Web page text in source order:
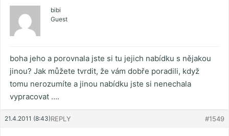
bibi
Guest
boha jeho a porovnala jste si tu jejich nabídku s nějakou
jinou? Jak můžete tvrdit, že vám dobře poradili, když
tomu nerozumíte a jinou nabídku jste si nenechala
vypracovat ….
21.4.2011 (8:43) #1549
REPLY